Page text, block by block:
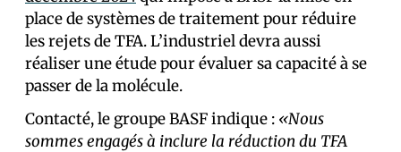
place de systèmes de traitement pour réduire
les rejets de TFA. L’industriel devra aussi
réaliser une étude pour évaluer sa capacité à se
passer de la molécule.
Contacté, le groupe BASF indique : «Nous
sommes engagés à inclure la réduction du TFA